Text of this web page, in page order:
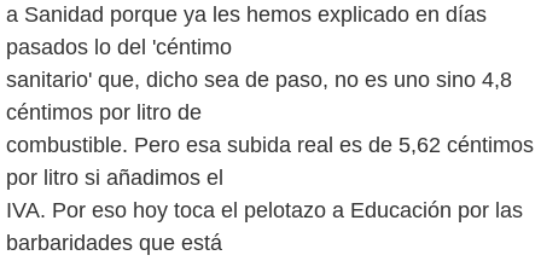
a Sanidad porque ya les hemos explicado en días
pasados lo del 'céntimo
sanitario' que, dicho sea de paso, no es uno sino 4,8
céntimos por litro de
combustible. Pero esa subida real es de 5,62 céntimos
por litro si añadimos el
IVA. Por eso hoy toca el pelotazo a Educación por las
barbaridades que está